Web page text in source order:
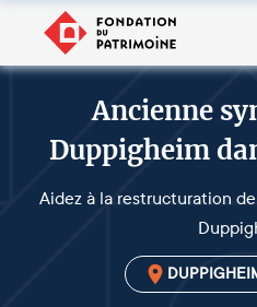
Ancienne
Duppigheim
Aidez à la restructuration